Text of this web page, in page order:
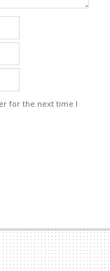
for the next time I